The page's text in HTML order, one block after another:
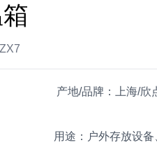
箱 产地/品牌：上海/欣
途：户外存放设备、